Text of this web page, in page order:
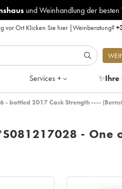
und Weinhandlung der
vor Ort Klicken Sie hier|Weinberatung?
Services + ✨Ihre
- bottled 2017 Cask Strength ----
- One